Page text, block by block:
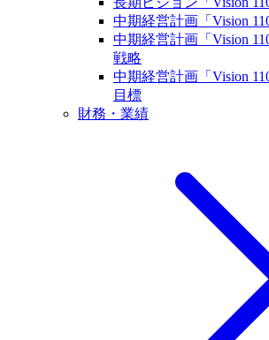
中期経営計画「Vision
中期経営計画「Vision
戦略
中期経営計画「Vision
目標
財務・業績